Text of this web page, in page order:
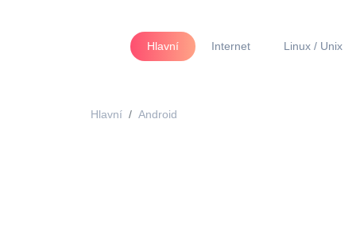
Hlavní Internet Linux / Unix
Hlavní Android